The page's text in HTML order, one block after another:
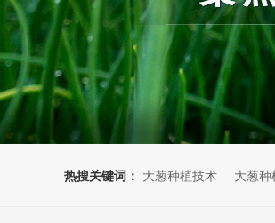
热搜关键词： 大葱种植技术 大葱